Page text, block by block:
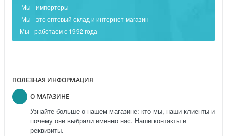
Мы - импортеры
Мы - это оптовый склад и интернет-магазин
Мы - работаем с 1992 года
ПОЛЕЗНАЯ ИНФОРМАЦИЯ
О МАГАЗИНЕ
Узнайте больше о нашем магазине: кто мы, наши клиенты и
почему они выбрали именно нас. Наши контакты и
реквизиты.